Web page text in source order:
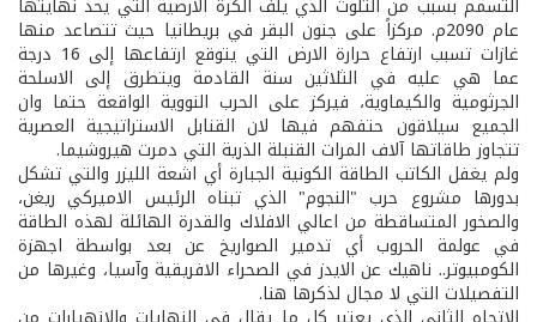
عام 2090م. مركزاً على جنون البقر في بريطانيا حيث تتصاعد منها
غازات تسبب ارتفاع حرارة الارض التي يتوقع ارتفاعها إلى 16 درجة
عما هي عليه في الثلاثين سنة القادمة ويتطرق إلى الاسلحة
الجرثومية والكيماوية، فيركز على الحرب النووية الواقعة حتما وان
الجميع سيلاقون حتفهم فيها لان القنابل الاستراتيجية العصرية
تتجاوز طاقاتها آلاف المرات القنبلة الذرية التي دمرت هيروشيما.
ولم يغفل الكاتب الطاقة الكونية الجبارة أي اشعة الليزر والتي تشكل
بدورها مشروع حرب "النجوم" الذي تبناه الرئيس الاميركي ريغن،
والصخور المتساقطة من اعالي الافلاك والقدرة الهائلة لهذه الطاقة
في عولمة الحروب أي تدمير الصواريخ عن بعد بواسطة اجهزة
الكومبيوتر.. ناهيك عن الايدز في الصحراء الافريقية وآسيا، وغيرها من
التفصيلات التي لا مجال لذكرها هنا.